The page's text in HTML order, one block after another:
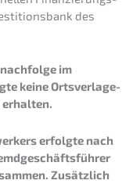
des
im
keine Ortsver­la­ge­
erfolg­te nach
Zusätz­lich